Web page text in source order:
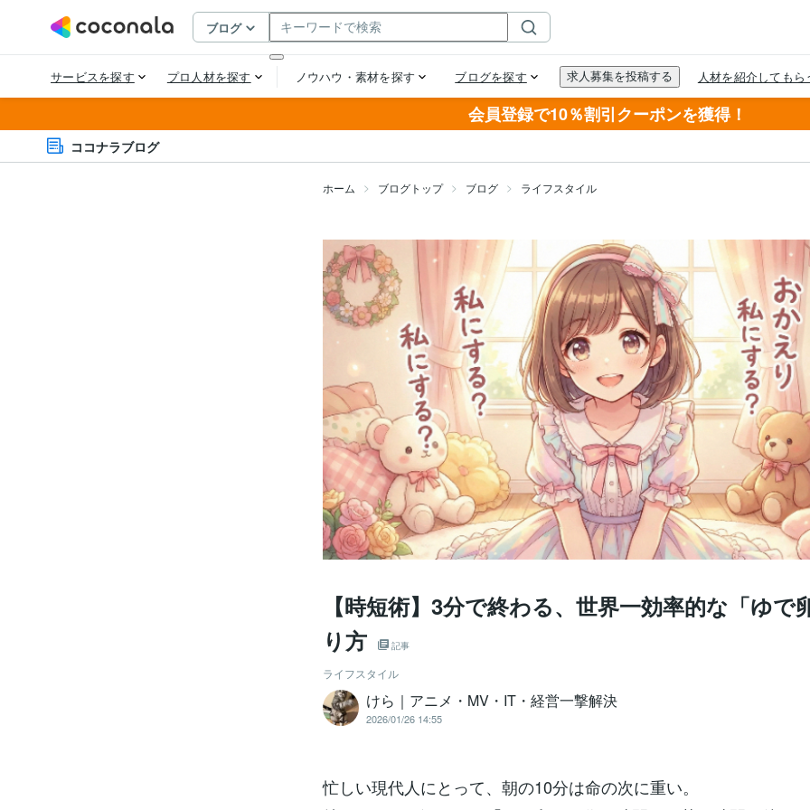
会員登録で10％割引クーポンを獲得！
ココナラブログ
ホーム ブログトップ ブログ ライフスタイル
【時短術】3分で終わる、世界一効率的な「ゆで
り方
記事
ライフスタイル
けら｜アニメ・MV・IT・経営一撃解決
2026/01/26 14:55
忙しい現代人にとって、朝の10分は命の次に重い。